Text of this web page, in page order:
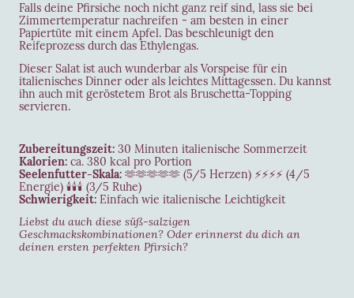
Falls deine Pfirsiche noch nicht ganz reif sind, lass sie bei
Zimmertemperatur nachreifen - am besten in einer
Papiertüte mit einem Apfel. Das beschleunigt den
Reifeprozess durch das Ethylengas.
Dieser Salat ist auch wunderbar als Vorspeise für ein
italienisches Dinner oder als leichtes Mittagessen. Du kannst
ihn auch mit geröstetem Brot als Bruschetta-Topping
servieren.
Zubereitungszeit: 30 Minuten italienische Sommerzeit
Kalorien: ca. 380 kcal pro Portion
Seelenfutter-Skala: 🫶🫶🫶🫶🫶 (5/5 Herzen) ⚡⚡⚡⚡ (4/5
Energie) 🕯️🕯️🕯️ (3/5 Ruhe)
Schwierigkeit: Einfach wie italienische Leichtigkeit
Liebst du auch diese süß-salzigen
Geschmackskombinationen? Oder erinnerst du dich an
deinen ersten perfekten Pfirsich?